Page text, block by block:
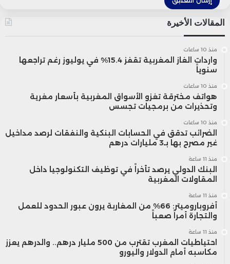
على مقاربات مستوحاة من الهندسة المعمارية
تقليدية تتلاءم مع البيئة المحلية، مثل استخدام
مواد البناء الطبيعية، وإنشاء فضاءات تعتمد
على الظل الطبيعي، بما يساهم في تقليل
واعتبرت “إل إسبانيول” أن المغرب أصبح من
التجارب الرائدة في شمال إفريقيا في مجال
التعمير المستدام، بفضل الجمع بين حلول
متعددة تشمل إعادة تأهيل الفضاءات الحضرية،
وتوسيع المساحات الخضراء، واعتماد أنظمة
رقمية لتدبير مياه الري، بهدف جعل المدن أكثر
المقالات الأخيرة
منذ 10 ساعات
واردات الغاز المغربية تقفز 15.4% في يوليوز رغم تراجعها
سنوياً
منذ 10 ساعات
هواتف مخترقة تغزو الأسواق المغربية بأسعار مغرية
وتحذيرات من برمجيات تجسس
منذ 10 ساعات
الضرائب تدقق في الحسابات البنكية والنفقات لرصد مداخيل
غير مصرح بها بـ3 مليارات درهم
منذ 11 ساعة
البنك الدولي يرصد تأخراً في توظيف التكنولوجيا داخل
المقاولات المغربية
منذ 11 ساعة
أفروباروميتر: 66% من المغاربة يرون عبور الحدود للعمل
والتجارة أمراً صعباً
منذ 11 ساعة
احتياطيات المغرب تقترب من 500 مليار درهم.. والدرهم يعزز
مكاسبه أمام الدولار واليورو